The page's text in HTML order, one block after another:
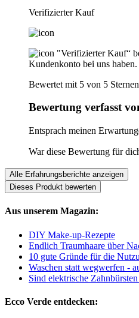
Verifizierter Kauf
"Verifizierter Kauf“
Kundenkonto bei uns haben.
Bewertet mit 5 von 5
Bewertung verfasst
Entsprach meinen
War diese Bewertung für
Alle Erfahrungsberichte anzeigen
Dieses Produkt bewerten
Aus unserem Magazin:
DIY Make-up-Rezepte
Endlich Traumhaare über
10 gute Gründe für die
Waschen statt wegwerfen -
Sind elektrische
Ecco Verde entdecken: